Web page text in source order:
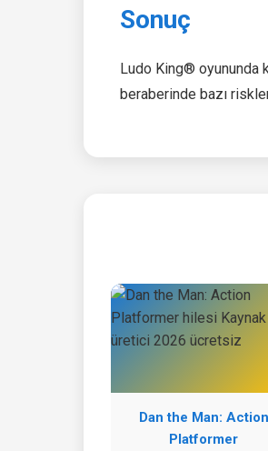
Sonuç
Ludo King® oyununda
beraberinde bazı
Dan the Man: Action
Platformer